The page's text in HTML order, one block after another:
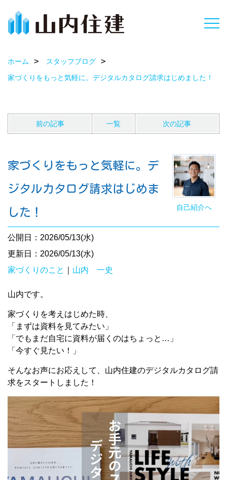
ホーム
スタッフブログ
家づくりをもっと気軽に。デジタルカタログ請求はじめました！
前の記事 一覧 次の記事
自己紹介へ
家づくりをもっと気軽に。デ
ジタルカタログ請求はじめま
した！
公開日：2026/05/13(水)
更新日：2026/05/13(水)
家づくりのこと
山内 一史
山内です。
家づくりを考えはじめた時、
「まずは資料を見てみたい」
「でもまだ自宅に資料が届くのはちょっと…」
「今すぐ見たい！」
そんなお声にお応えして、山内住建のデジタルカタログ請
求をスタートしました！